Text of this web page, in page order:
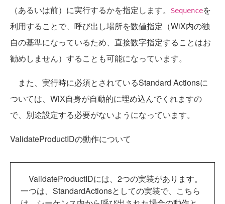
（あるいは前）に実行するかを指定します。
Sequenceを
利用することで、呼び出し場所を数値指定（WiX内の独
自の基準になっているため、直接数字指定することはお
勧めしません）することも可能になっています。
また、実行時に必須とされているStandard Actionsに
ついては、WiX自身が自動的に埋め込んでくれますの
で、別途設定する必要がないようになっています。
ValidateProductIDの動作について
ValidateProductIDには、2つの実装があります。
一つは、StandardActionsとしての実装で、こちら